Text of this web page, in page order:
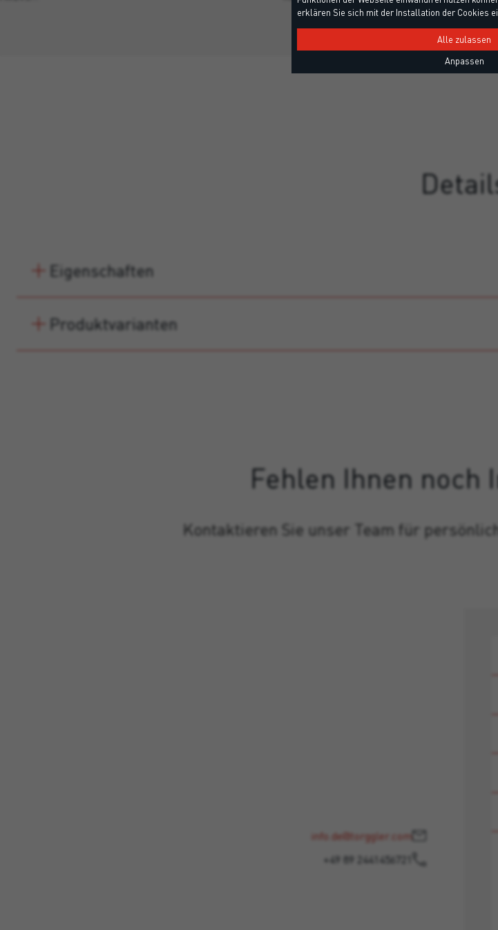
Eigenschaften
Produktvarianten
Fehlen Ihnen noch
Kontaktieren Sie unser Team für
info.de@torggler.com
+49 89 2441456721
erklären Sie sich mit der Installation der Cookies
Alle zulassen
Anpassen